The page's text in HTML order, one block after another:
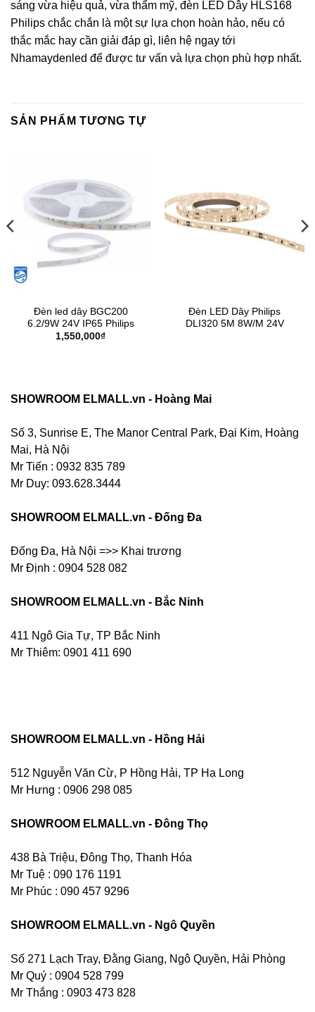
sáng vừa hiệu quả, vừa thẩm mỹ, đèn LED Dây HLS168
Philips chắc chắn là một sự lựa chọn hoàn hảo, nếu có
thắc mắc hay cần giải đáp gì, liên hệ ngay tới
Nhamaydenled để được tư vấn và lựa chọn phù hợp nhất.
SẢN PHẨM TƯƠNG TỰ
Đèn led dây BGC200
6.2/9W 24V IP65 Philips
1,550,000₫
Đèn LED Dây Philips
DLI320 5M 8W/M 24V
SHOWROOM ELMALL.vn - Hoàng Mai
Số 3, Sunrise E, The Manor Central Park, Đại Kim, Hoàng
Mai, Hà Nội
Mr Tiến : 0932 835 789
Mr Duy: 093.628.3444
SHOWROOM ELMALL.vn - Đống Đa
Đống Đa, Hà Nội =>> Khai trương
Mr Định : 0904 528 082
SHOWROOM ELMALL.vn - Bắc Ninh
411 Ngô Gia Tự, TP Bắc Ninh
Mr Thiêm: 0901 411 690
SHOWROOM ELMALL.vn - Hồng Hải
512 Nguyễn Văn Cừ, P Hồng Hải, TP Hạ Long
Mr Hưng : 0906 298 085
SHOWROOM ELMALL.vn - Đông Thọ
438 Bà Triệu, Đông Thọ, Thanh Hóa
Mr Tuệ : 090 176 1191
Mr Phúc : 090 457 9296
SHOWROOM ELMALL.vn - Ngô Quyền
Số 271 Lạch Tray, Đằng Giang, Ngô Quyền, Hải Phòng
Mr Quý : 0904 528 799
Mr Thắng : 0903 473 828